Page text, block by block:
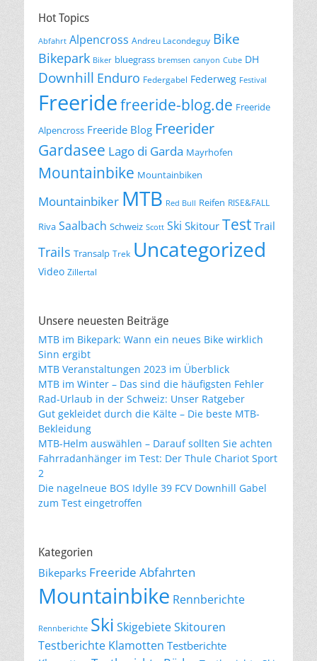
Hot Topics
Abfahrt Alpencross Andreu Lacondeguy Bike
Bikepark Biker bluegrass bremsen canyon Cube DH
Downhill Enduro Federgabel Federweg Festival
Freeridefreeride-blog.de Freeride
Alpencross Freeride Blog Freerider
Gardasee Lago di Garda Mayrhofen
Mountainbike Mountainbiken
Mountainbiker MTB Red Bull Reifen RISE&FALL
Riva Saalbach Schweiz Scott Ski Skitour Test Trail
Trails Transalp Trek Uncategorized
Video Zillertal
Unsere neuesten Beiträge
MTB im Bikepark: Wann ein neues Bike wirklich
Sinn ergibt
MTB Veranstaltungen 2023 im Überblick
MTB im Winter – Das sind die häufigsten Fehler
Rad-Urlaub in der Schweiz: Unser Ratgeber
Gut gekleidet durch die Kälte – Die beste MTB-
Bekleidung
MTB-Helm auswählen – Darauf sollten Sie achten
Fahrradanhänger im Test: Der Thule Chariot Sport
2
Die nagelneue BOS Idylle 39 FCV Downhill Gabel
zum Test eingetroffen
Kategorien
Bikeparks Freeride Abfahrten
Mountainbike Rennberichte
Rennberichte Ski SkigebieteSkitouren
Testberichte Klamotten Testberichte